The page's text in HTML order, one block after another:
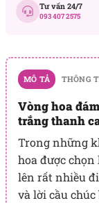
Tư vấn 24/7
093 407 2575
MÔ TẢ THÔNG
Vòng hoa
trắng thanh
Trong những
hoa được
lên rất nhiều
và lời cầu